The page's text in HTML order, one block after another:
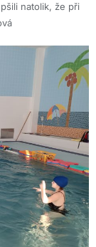
natolik, že při